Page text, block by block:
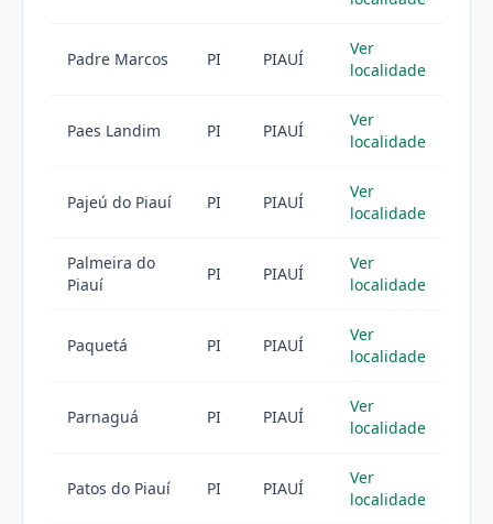
Padre Marcos PI PIAUÍ
Ver
localidade
Paes Landim PI PIAUÍ
Ver
localidade
Pajeú do Piauí PI PIAUÍ
Ver
localidade
Palmeira do
Piauí
PI PIAUÍ
Ver
localidade
Paquetá PI PIAUÍ
Ver
localidade
Parnaguá PI PIAUÍ
Ver
localidade
Patos do Piauí PI PIAUÍ
Ver
localidade